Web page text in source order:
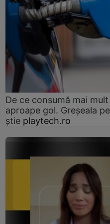
De ce consumă mai
aproape gol. Greșeala
știe playtech.ro